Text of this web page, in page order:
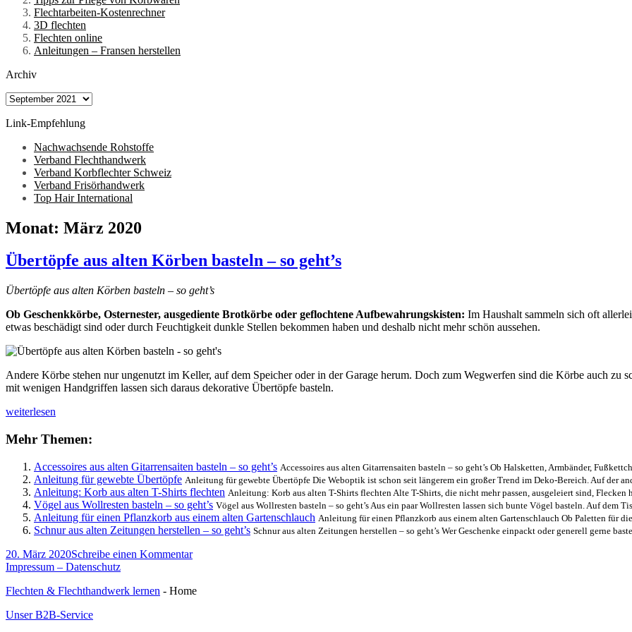
Flechtarbeiten-Kostenrechner
3D flechten
Flechten online
Anleitungen – Fransen herstellen
Archiv
Archiv
Link-Empfehlung
Nachwachsende Rohstoffe
Verband Flechthandwerk
Verband Korbflechter Schweiz
Verband Frisörhandwerk
Top Hair International
Monat: März 2020
Übertöpfe aus alten Körben basteln – so geht’s
Übertöpfe aus alten Körben basteln – so geht’s
Ob Geschenkkörbe, Osternester, ausgediente Brotkörbe oder geflochtene Aufbewahrungskisten: Im Haushalt sammeln sich oft
etwas beschädigt sind oder durch Feuchtigkeit dunkle Stellen bekommen haben und deshalb nicht mehr schön aussehen.
Andere Körbe stehen nur ungenutzt im Keller, auf dem Speicher oder in der Garage herum. Doch zum Wegwerfen sind die Körbe auch zu
mit wenigen Handgriffen lassen sich daraus dekorative Übertöpfe basteln.
Übertöpfe
alten
basteln
geht’s
weiterlesen
Mehr Themen:
Accessoires aus alten Gitarrensaiten basteln – so geht’s Accessoires aus alten Gitarrensaiten basteln – so geht’s Ob Halsketten, Armbänder,
Anleitung für gewebte Übertöpfe Anleitung für gewebte Übertöpfe Die Weboptik ist schon seit längerem ein großer Trend im Deko-Bereich. Auf der
Anleitung: Korb aus alten T-Shirts flechten Anleitung: Korb aus alten T-Shirts flechten Alte T-Shirts, die nicht mehr passen, ausgeleiert sind, Flecken
Vögel aus Wollresten basteln – so geht’s Vögel aus Wollresten basteln – so geht’s Aus ein paar Wollresten lassen sich bunte Vögel basteln. Auf dem
Anleitung für einen Pflanzkorb aus einem alten Gartenschlauch Anleitung für einen Pflanzkorb aus einem alten Gartenschlauch Ob Paletten für
Schnur aus alten Zeitungen herstellen – so geht’s Schnur aus alten Zeitungen herstellen – so geht’s Wer Geschenke einpackt oder generell gerne
Veröffentlicht
am
20. März 2020Schreibe einen Kommentarzu
alten
Impressum – Datenschutz
Flechten & Flechthandwerk lernen - Home
Unser B2B-Service